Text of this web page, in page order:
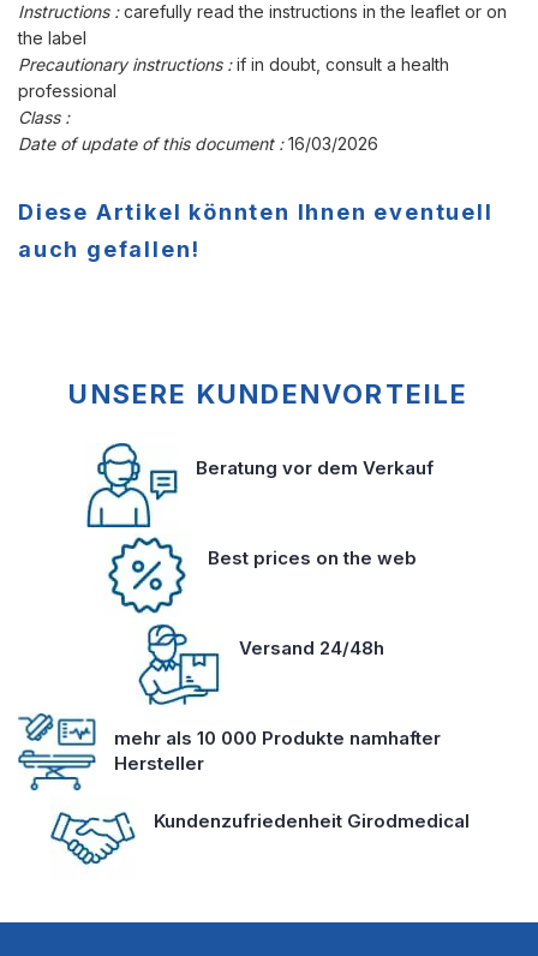
Instructions :carefully read the instructions in the leaflet or on
the label
Precautionary instructions :if in doubt, consult a health
professional
Class :
Date of update of this document :16/03/2026
Diese Artikel könnten Ihnen eventuell
auch gefallen!
UNSERE KUNDENVORTEILE
Beratung vor dem Verkauf
Best prices on the web
Versand 24/48h
mehr als 10 000 Produkte namhafter
Hersteller
Kundenzufriedenheit Girodmedical